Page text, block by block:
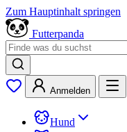
Zum Hauptinhalt springen
Futterpanda
Anmelden
Hund